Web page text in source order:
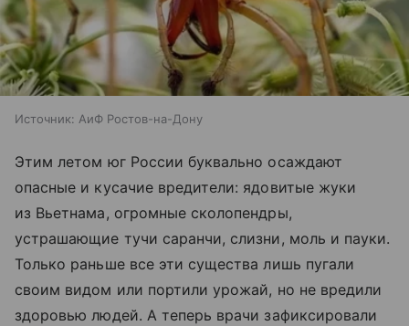
Источник: АиФ Ростов-на-Дону
Этим летом юг России буквально осаждают
опасные и кусачие вредители: ядовитые жуки
из Вьетнама, огромные сколопендры,
устрашающие тучи саранчи, слизни, моль и пауки.
Только раньше все эти существа лишь пугали
своим видом или портили урожай, но не вредили
здоровью людей. А теперь врачи зафиксировали